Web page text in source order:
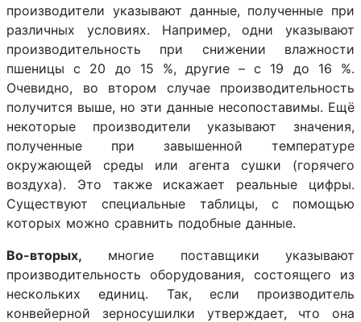
производители указывают данные, полученные при
различных условиях. Например, одни указывают
производительность при снижении влажности
пшеницы с 20 до 15 %, другие – с 19 до 16 %.
Очевидно, во втором случае производительность
получится выше, но эти данные несопоставимы. Ещё
некоторые производители указывают значения,
полученные при завышенной температуре
окружающей среды или агента сушки (горячего
воздуха). Это также искажает реальные цифры.
Существуют специальные таблицы, с помощью
которых можно сравнить подобные данные.
Во-вторых, многие поставщики указывают
производительность оборудования, состоящего из
нескольких единиц. Так, если производитель
конвейерной зерносушилки утверждает, что она